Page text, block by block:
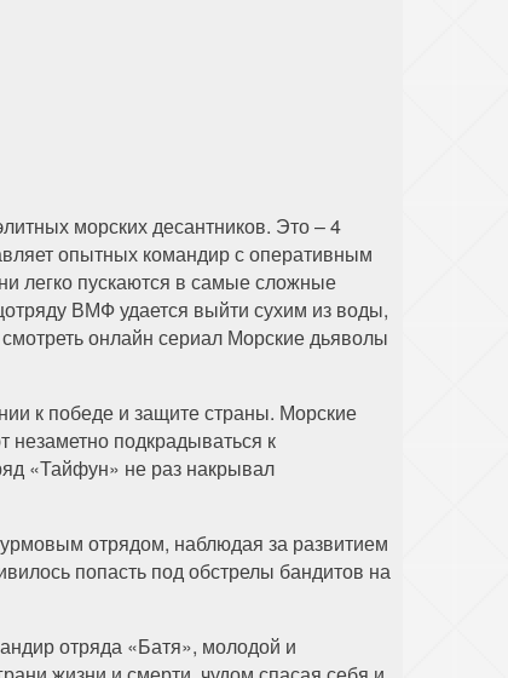
морских десантников. Это – 4
опытных командир с оперативным
легко пускаются в самые сложные
ВМФ удается выйти сухим из воды,
онлайн сериал Морские дьяволы
к победе и защите страны. Морские
незаметно подкрадываться к
«Тайфун» не раз накрывал
отрядом, наблюдая за развитием
попасть под обстрелы бандитов на
отряда «Батя», молодой и